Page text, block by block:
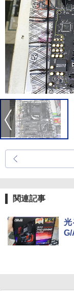
関連記事
光